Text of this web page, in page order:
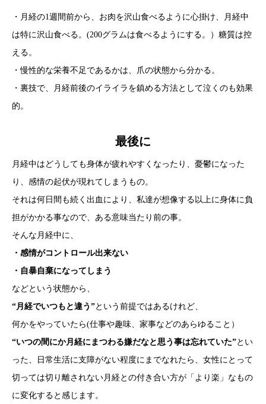
・月経の1週間前から、お肉を沢山食べるように心掛け、月経中
は特に沢山食べる。(200グラムは食べるようにする。）糖質は控
える。
・慢性的な栄養不足であるかは、爪の状態から分かる。
・裏技で、月経前後のイライラを鎮める方法として泣くのも効果
的。
最後に
月経中はどうしても身体が疲れやすくなったり、憂鬱になった
り、感情の起伏が現れてしまうもの。
それは何日間も続く出血により、私達が想像する以上に身体に負
担がかかる事なので、ある意味当たり前の事。
そんな月経中に、
・感情がコントロール出来ない
・自暴自棄になってしまう
などという状態から、
“月経でいつもと違う”という前提ではあるけれど、
何かをやっていたら(仕事や趣味、家事などのあらゆること）
“いつの間にか月経にまつわる嫌だなと思う事は忘れていた”とい
った、日常生活に支障がない程度にまでなれたら、女性にとって
切っては切り離されない月経との付き合い方が「より楽」なもの
に変化すると感じます。